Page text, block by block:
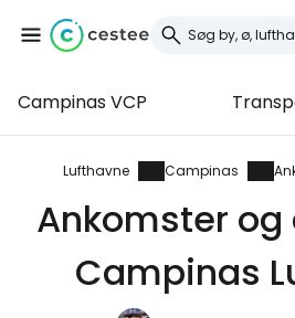
Campinas VCP
Lufthavne Campinas
Ankomster
Campinas
Log ind på
... det
Fortsæt med